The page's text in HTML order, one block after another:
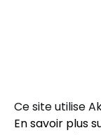
Ce site utilise
En savoir plus